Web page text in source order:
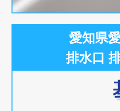
愛知県
排水口